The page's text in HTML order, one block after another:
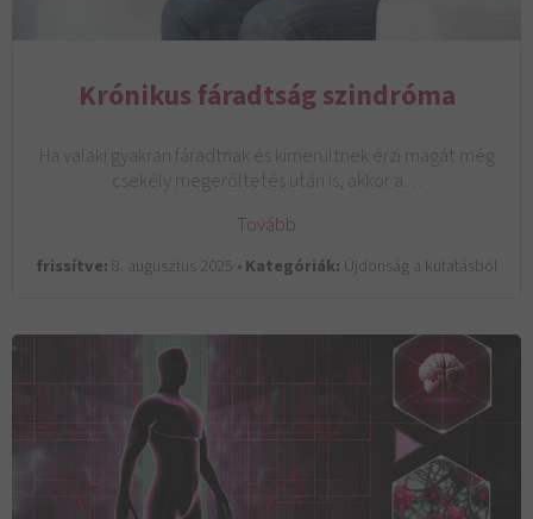
Krónikus fáradtság szindróma
Ha valaki gyakran fáradtnak és kimerültnek érzi magát még
csekély megerőltetés után is, akkor a…
Tovább
frissítve:8. augusztus 2025 •Kategóriák: Újdonság a kutatásból